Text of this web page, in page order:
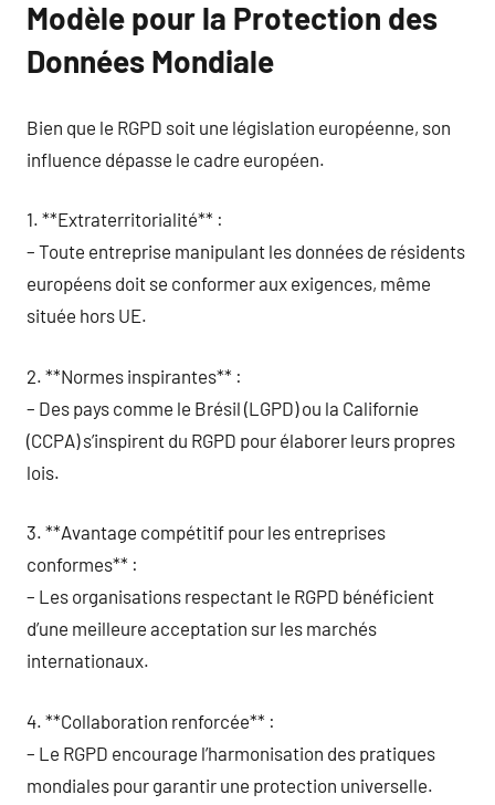
Modèle pour la Protection des
Données Mondiale
Bien que le RGPD soit une législation européenne, son
influence dépasse le cadre européen.
1. **Extraterritorialité** :
– Toute entreprise manipulant les données de résidents
européens doit se conformer aux exigences, même
située hors UE.
2. **Normes inspirantes** :
– Des pays comme le Brésil (LGPD) ou la Californie
(CCPA) s’inspirent du RGPD pour élaborer leurs propres
lois.
3. **Avantage compétitif pour les entreprises
conformes** :
– Les organisations respectant le RGPD bénéficient
d’une meilleure acceptation sur les marchés
internationaux.
4. **Collaboration renforcée** :
– Le RGPD encourage l’harmonisation des pratiques
mondiales pour garantir une protection universelle.